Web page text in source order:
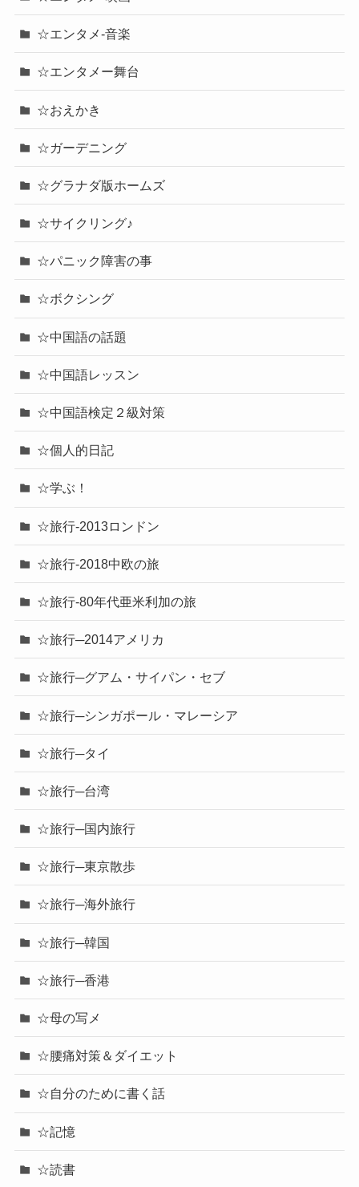
☆エンタメ-音楽
☆エンタメー舞台
☆おえかき
☆ガーデニング
☆グラナダ版ホームズ
☆サイクリング♪
☆パニック障害の事
☆ボクシング
☆中国語の話題
☆中国語レッスン
☆中国語検定２級対策
☆個人的日記
☆学ぶ！
☆旅行-2013ロンドン
☆旅行-2018中欧の旅
☆旅行-80年代亜米利加の旅
☆旅行─2014アメリカ
☆旅行─グアム・サイパン・セブ
☆旅行─シンガポール・マレーシア
☆旅行─タイ
☆旅行─台湾
☆旅行─国内旅行
☆旅行─東京散歩
☆旅行─海外旅行
☆旅行─韓国
☆旅行─香港
☆母の写メ
☆腰痛対策＆ダイエット
☆自分のために書く話
☆記憶
☆読書